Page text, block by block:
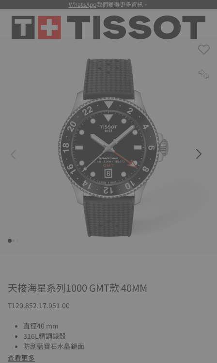
WhatsApp我們獲得更多資訊。
天梭海星系列1000 GMT款 40MM
T120.852.17.051.00
直徑40 mm
316L精鋼錶殼
防刮藍寶石水晶鏡面
查看更多